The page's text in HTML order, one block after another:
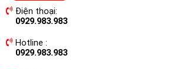
Điện thoại:
0929.983.983
Hotline :
0929.983.983